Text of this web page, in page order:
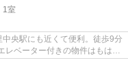
1室
央駅にも近くて便利。徒歩9分
レベーター付きの物件はもはや